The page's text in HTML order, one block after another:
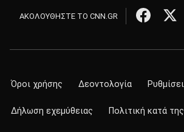
ΑΚΟΛΟΥΘΗΣΤΕ ΤΟ CNN.GR
Όροι χρήσης Δεοντολογία
Δήλωση εχεμύθειας Πολιτική κατά